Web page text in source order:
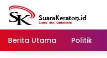
Langsung
konten
Berita Utama
Politik